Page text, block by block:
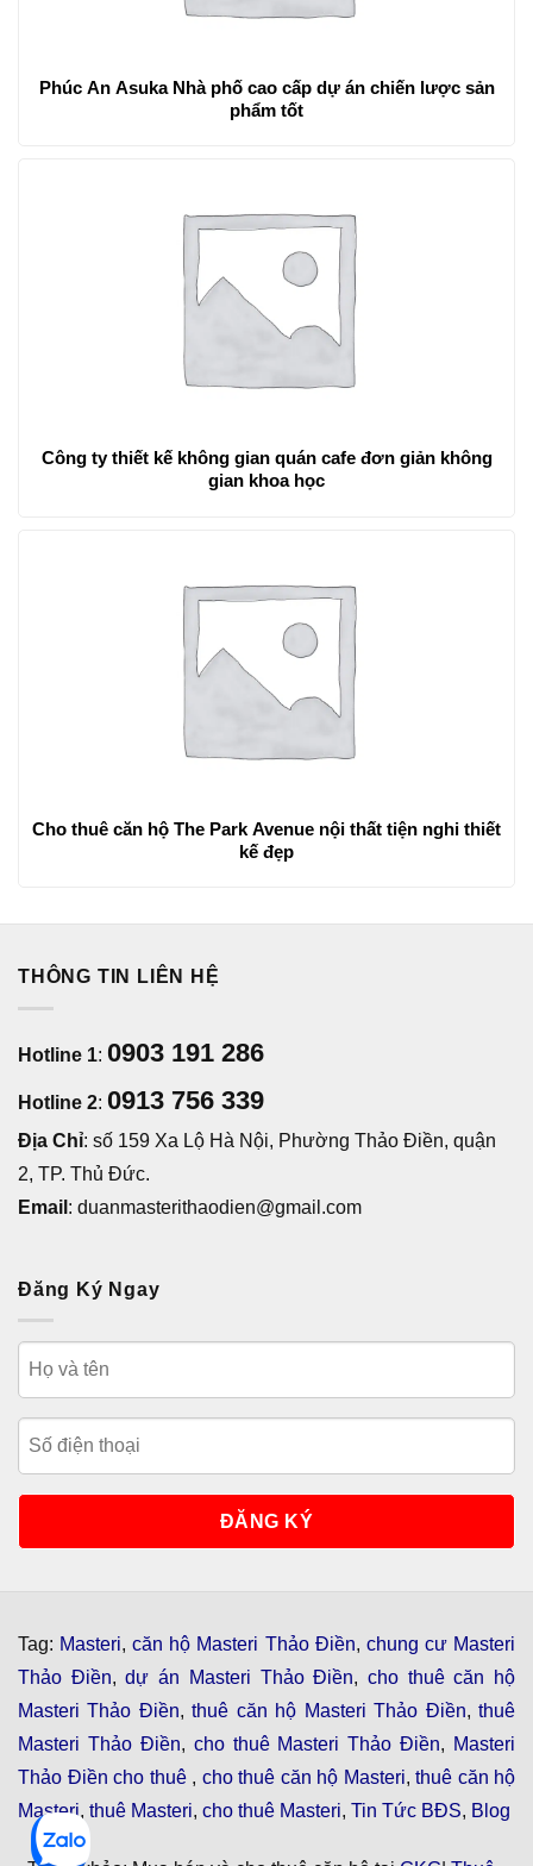
Phúc An Asuka Nhà phố cao cấp dự án chiến lược sản
phẩm tốt
Công ty thiết kế không gian quán cafe đơn giản không
gian khoa học
Cho thuê căn hộ The Park Avenue nội thất tiện nghi thiết
kế đẹp
THÔNG TIN LIÊN HỆ
Hotline 1: 0903 191 286
Hotline 2: 0913 756 339
Địa Chỉ: số 159 Xa Lộ Hà Nội, Phường Thảo Điền, quận
2, TP. Thủ Đức.
Email : duanmasterithaodien@gmail.com
Đăng Ký Ngay
Tag: Masteri,căn hộ Masteri Thảo Điền, chung cư Masteri
Thảo Điền,dự án Masteri Thảo Điền, cho thuê căn hộ
Masteri Thảo Điền,thuê căn hộ Masteri Thảo Điền,thuê
Masteri Thảo Điền, cho thuê Masteri Thảo Điền, Masteri
Thảo Điền cho thuê , cho thuê căn hộ Masteri, thuê căn hộ
Masteri, thuê Masteri, cho thuê Masteri, Tin Tức BĐS, Blog